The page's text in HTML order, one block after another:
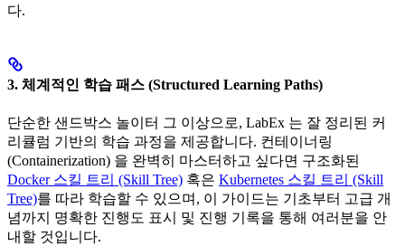
다.
3. 체계적인 학습 패스 (Structured Learning Paths)
단순한 샌드박스 놀이터 그 이상으로, LabEx 는 잘 정리된 커
리큘럼 기반의 학습 과정을 제공합니다. 컨테이너링
(Containerization) 을 완벽히 마스터하고 싶다면 구조화된
Docker 스킬 트리 (Skill Tree) 혹은 Kubernetes 스킬 트리 (Skill
Tree)를 따라 학습할 수 있으며, 이 가이드는 기초부터 고급 개
념까지 명확한 진행도 표시 및 진행 기록을 통해 여러분을 안
내할 것입니다.